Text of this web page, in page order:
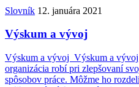
Slovník 12. januára 2021
Výskum a vývoj
Výskum a vývoj Výskum a vývoj
organizácia robí pri zlepšovaní
spôsobov práce. Môžme ho